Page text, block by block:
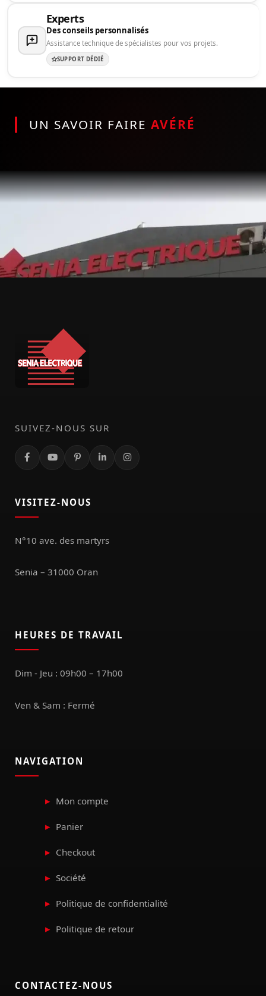
Experts
Des conseils personnalisés
Assistance technique de spécialistes pour vos projets.
SUPPORT DÉDIÉ
UN SAVOIR FAIRE AVÉRÉ
SUIVEZ-NOUS SUR
VISITEZ-NOUS
N°10 ave. des martyrs
Senia – 31000 Oran
HEURES DE TRAVAIL
Dim - Jeu : 09h00 – 17h00
Ven & Sam : Fermé
NAVIGATION
Mon compte
Panier
Checkout
Société
Politique de confidentialité
Politique de retour
CONTACTEZ-NOUS